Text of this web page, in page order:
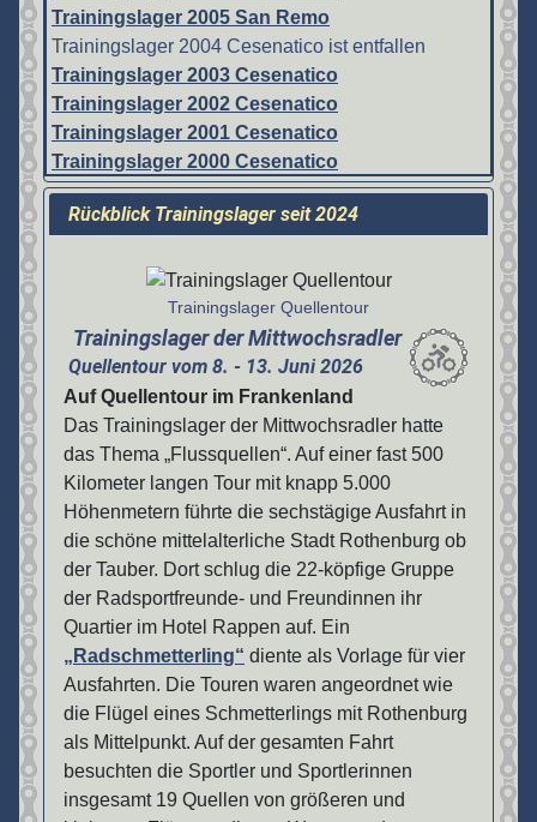
Trainingslager 2005 San Remo
Trainingslager 2004 Cesenatico ist entfallen
Trainingslager 2003 Cesenatico
Trainingslager 2002 Cesenatico
Trainingslager 2001 Cesenatico
Trainingslager 2000 Cesenatico
Rückblick Trainingslager seit 2024
Trainingslager Quellentour
Trainingslager der Mittwochsradler
Quellentour vom 8. - 13. Juni 2026
Auf Quellentour im Frankenland
Das Trainingslager der Mittwochsradler hatte
das Thema „Flussquellen“. Auf einer fast 500
Kilometer langen Tour mit knapp 5.000
Höhenmetern führte die sechstägige Ausfahrt in
die schöne mittelalterliche Stadt Rothenburg ob
der Tauber. Dort schlug die 22-köpfige Gruppe
der Radsportfreunde- und Freundinnen ihr
Quartier im Hotel Rappen auf. Ein
„Radschmetterling“ diente als Vorlage für vier
Ausfahrten. Die Touren waren angeordnet wie
die Flügel eines Schmetterlings mit Rothenburg
als Mittelpunkt. Auf der gesamten Fahrt
besuchten die Sportler und Sportlerinnen
insgesamt 19 Quellen von größeren und